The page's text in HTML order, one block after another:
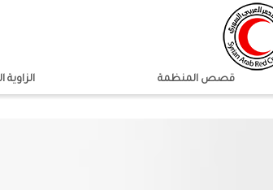
قصص المنظمة الزاوية